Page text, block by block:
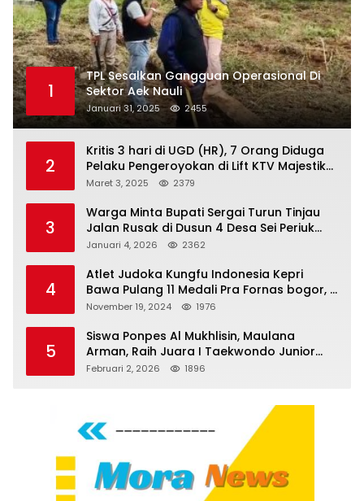
1
TPL Sesalkan Gangguan Operasional Di
Sektor Aek Nauli
Januari 31, 2025 2455
2
Kritis 3 hari di UGD (HR), 7 Orang Diduga
Pelaku Pengeroyokan di Lift KTV Majestik
Melenggang Bebas, Kantor Hukum JAP
Tanjungpinang
Maret 3, 2025 2379
3
Warga Minta Bupati Sergai Turun Tinjau
Jalan Rusak di Dusun 4 Desa Sei Periuk
Serdang Bedagai
Januari 4, 2026 2362
4
Atlet Judoka Kungfu Indonesia Kepri
Bawa Pulang 11 Medali Pra Fornas bogor, 3
Emas dan 8 Perunggu.
November 19, 2024 1976
5
Siswa Ponpes Al Mukhlisin, Maulana
Arman, Raih Juara I Taekwondo Junior
Putra di Riau National Championship 2026
Februari 2, 2026 1896